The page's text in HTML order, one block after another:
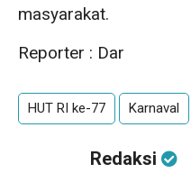
masyarakat.
Reporter : Dar
HUT RI ke-77 Karnaval
Redaksi